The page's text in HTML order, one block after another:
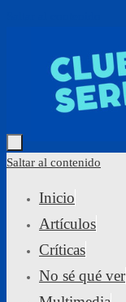
Saltar al contenido
Inicio
Artículos
Críticas
No sé qué ver